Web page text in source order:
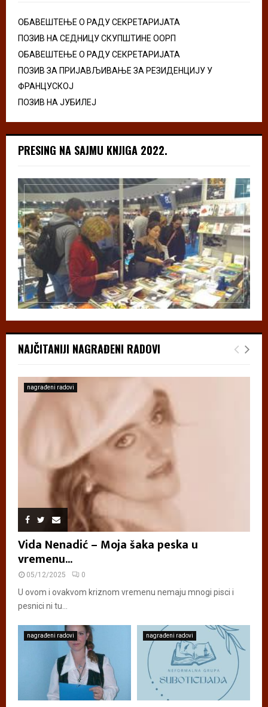
ОБАВЕШТЕЊЕ О РАДУ СЕКРЕТАРИЈАТА
ПОЗИВ НА СЕДНИЦУ СКУПШТИНЕ ООРП
ОБАВЕШТЕЊЕ О РАДУ СЕКРЕТАРИЈАТА
ПОЗИВ ЗА ПРИЈАВЉИВАЊЕ ЗА РЕЗИДЕНЦИЈУ У
ФРАНЦУСКОЈ
ПОЗИВ НА ЈУБИЛЕЈ
PRESING NA SAJMU KNJIGA 2022.
NAJČITANIJI NAGRAĐENI RADOVI
nagrađeni radovi
Vida Nenadić – Moja šaka peska u
vremenu...
05/12/2025 0
U ovom i ovakvom kriznom vremenu nemaju mnogi pisci i
pesnici ni tu...
nagrađeni radovi nagrađeni radovi